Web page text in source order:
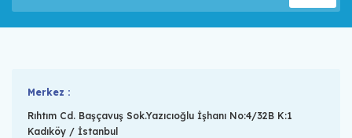
Merkez :
Rıhtım Cd. Başçavuş Sok.Yazıcıoğlu İşhanı No:4/32B K:1
Kadıköy / İstanbul